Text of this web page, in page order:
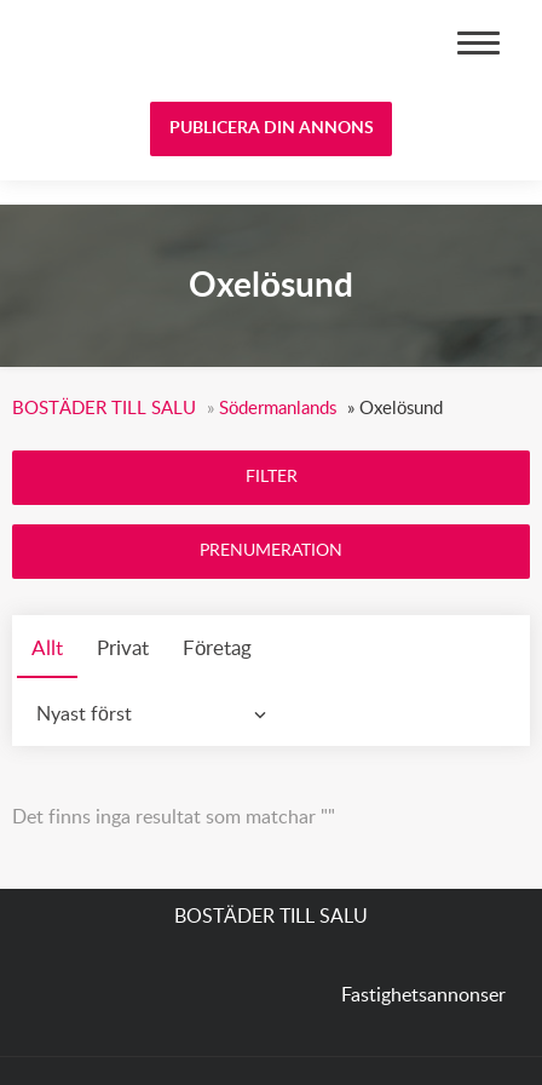
PUBLICERA DIN ANNONS
Oxelösund
BOSTÄDER TILL SALU » Södermanlands » Oxelösund
FILTER
PRENUMERATION
Allt Privat Företag
Nyast först
Det finns inga resultat som matchar ""
BOSTÄDER TILL SALU
Fastighetsannonser